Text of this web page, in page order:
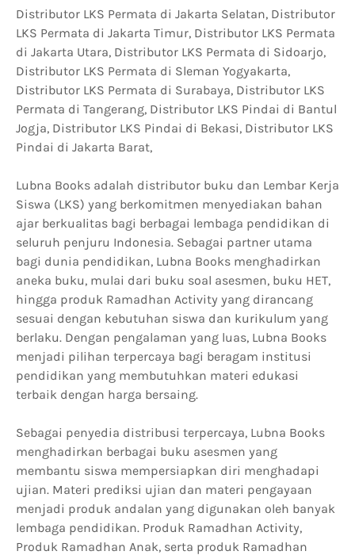
Distributor LKS Permata di Jakarta Selatan, Distributor
LKS Permata di Jakarta Timur, Distributor LKS Permata
di Jakarta Utara, Distributor LKS Permata di Sidoarjo,
Distributor LKS Permata di Sleman Yogyakarta,
Distributor LKS Permata di Surabaya, Distributor LKS
Permata di Tangerang, Distributor LKS Pindai di Bantul
Jogja, Distributor LKS Pindai di Bekasi, Distributor LKS
Pindai di Jakarta Barat,
Lubna Books adalah distributor buku dan Lembar Kerja
Siswa (LKS) yang berkomitmen menyediakan bahan
ajar berkualitas bagi berbagai lembaga pendidikan di
seluruh penjuru Indonesia. Sebagai partner utama
bagi dunia pendidikan, Lubna Books menghadirkan
aneka buku, mulai dari buku soal asesmen, buku HET,
hingga produk Ramadhan Activity yang dirancang
sesuai dengan kebutuhan siswa dan kurikulum yang
berlaku. Dengan pengalaman yang luas, Lubna Books
menjadi pilihan terpercaya bagi beragam institusi
pendidikan yang membutuhkan materi edukasi
terbaik dengan harga bersaing.
Sebagai penyedia distribusi terpercaya, Lubna Books
menghadirkan berbagai buku asesmen yang
membantu siswa mempersiapkan diri menghadapi
ujian. Materi prediksi ujian dan materi pengayaan
menjadi produk andalan yang digunakan oleh banyak
lembaga pendidikan. Produk Ramadhan Activity,
Produk Ramadhan Anak, serta produk Ramadhan